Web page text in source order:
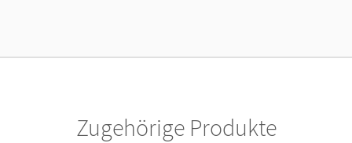
Zugehörige Produkte